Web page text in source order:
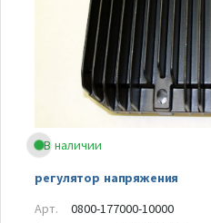
В наличии
регулятор напряжения
Арт.
0800-177000-10000